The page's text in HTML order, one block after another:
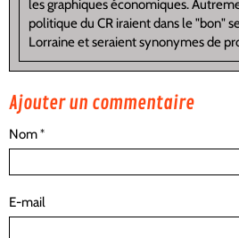
les graphiques économiques.
politique du CR iraient dans le "bon"
Lorraine et seraient synonymes de
Ajouter un commentaire
Nom
E-mail